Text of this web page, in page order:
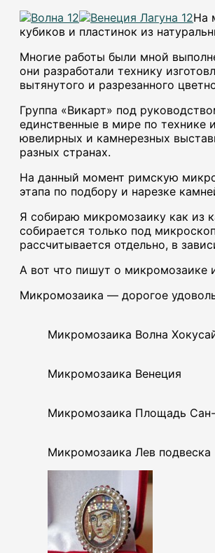
На
кубиков и пластинок из
Многие работы были мной
они разработали технику
вытянутого и разрезанного
Группа «Викарт» под
единственные в мире по технике
ювелирных и камнерезных
разных странах.
На данный момент римскую
этапа по подбору и нарезке
Я собираю микромозаику как из
собирается только под
рассчитывается отдельно, в
А вот что пишут о микромозаике
Микромозаика — дорогое
Микромозаика Волна
Микромозаика Венеция
Микромозаика Площадь
Микромозаика Лев подвеска